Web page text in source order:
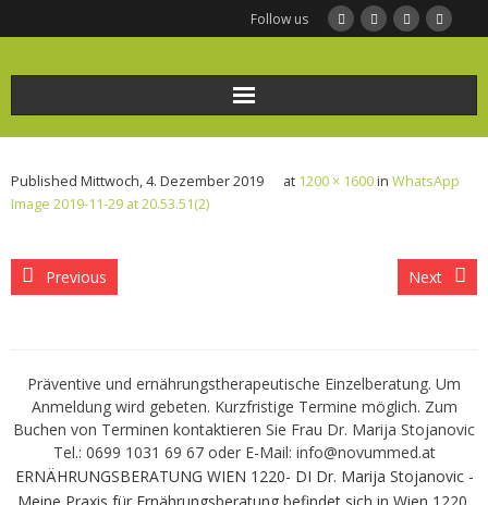
Follow us
Home
Ernährungsberatung
KONTAKT
Infothek
Published Mittwoch, 4. Dezember 2019 at 1200 × 1600in WhatsApp
Image 2019-11-29 at 20.53.51(2)
Previous Next
Präventive und ernährungstherapeutische Einzelberatung. Um
Anmeldung wird gebeten. Kurzfristige Termine möglich. Zum
Buchen von Terminen kontaktieren Sie Frau Dr. Marija Stojanovic
Tel.: 0699 1031 69 67 oder E-Mail: info@novummed.at
ERNÄHRUNGSBERATUNG WIEN 1220- DI Dr. Marija Stojanovic -